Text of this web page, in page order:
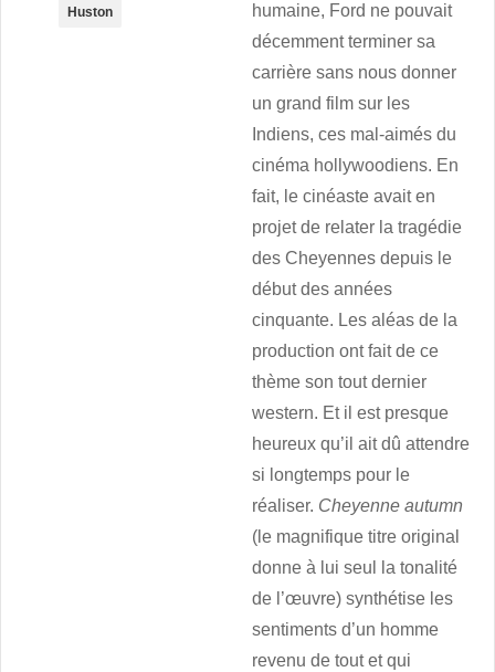
humaine, Ford ne pouvait
décemment terminer sa
carrière sans nous donner
un grand film sur les
Indiens, ces mal-aimés du
cinéma hollywoodiens. En
fait, le cinéaste avait en
projet de relater la tragédie
des Cheyennes depuis le
début des années
cinquante. Les aléas de la
production ont fait de ce
thème son tout dernier
western. Et il est presque
heureux qu’il ait dû attendre
si longtemps pour le
réaliser. Cheyenne autumn
(le magnifique titre original
donne à lui seul la tonalité
de l’œuvre) synthétise les
sentiments d’un homme
revenu de tout et qui
Huston